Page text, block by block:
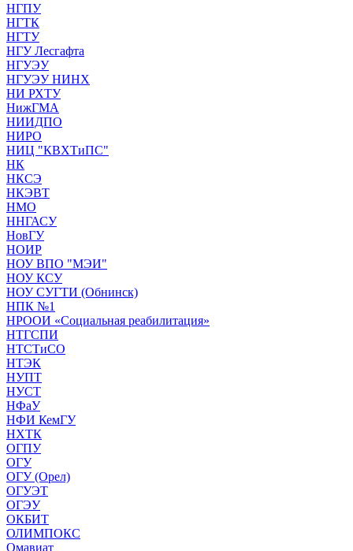
НГПУ
НГТК
НГТУ
НГУ Лесгафта
НГУЭУ
НГУЭУ НИНХ
НИ РХТУ
НижГМА
НИИДПО
НИРО
НИЦ "КВХТиПС"
НК
НКСЭ
НКЭВТ
НМО
ННГАСУ
НовГУ
НОИР
НОУ ВПО "МЭИ"
НОУ КСУ
НОУ СУГТИ (Обнинск)
НПК №1
НРООИ «Социальная реабилитация»
НТГСПИ
НТСТиСО
НТЭК
НУПТ
НУСТ
НФаУ
НФИ КемГУ
НХТК
ОГПУ
ОГУ
ОГУ (Орел)
ОГУЭТ
ОГЭУ
ОКБИТ
ОЛИМПОКС
Омавиат